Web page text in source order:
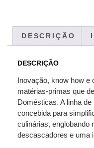
DESCRIÇÃO
DESCRIÇÃO
Inovação, know how e
matérias-primas que
Domésticas. A linha
concebida para
culinárias, englobando
descascadores e uma